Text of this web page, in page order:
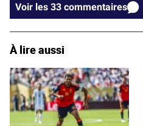
Voir les 33 commentaires
À lire aussi